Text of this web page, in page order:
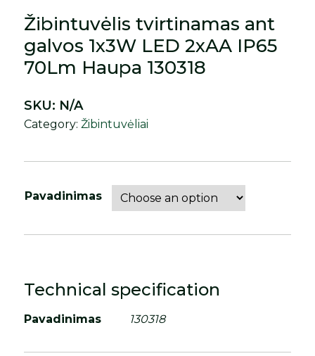
Žibintuvėlis tvirtinamas ant
galvos 1x3W LED 2xAA IP65
70Lm Haupa 130318
Pavadinimas
SKU: N/A
Category:Žibintuvėliai
Technical specification
Pavadinimas 130318